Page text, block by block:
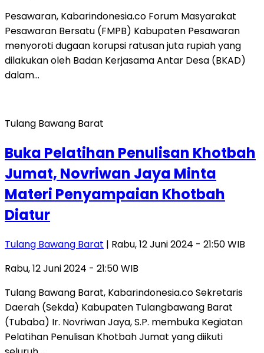
Pesawaran, Kabarindonesia.co Forum Masyarakat
Pesawaran Bersatu (FMPB) Kabupaten Pesawaran
menyoroti dugaan korupsi ratusan juta rupiah yang
dilakukan oleh Badan Kerjasama Antar Desa (BKAD)
dalam…
Tulang Bawang Barat
Buka Pelatihan Penulisan Khotbah
Jumat, Novriwan Jaya Minta
Materi Penyampaian Khotbah
Diatur
Tulang Bawang Barat | Rabu, 12 Juni 2024 - 21:50 WIB
Rabu, 12 Juni 2024 - 21:50 WIB
Tulang Bawang Barat, Kabarindonesia.co Sekretaris
Daerah (Sekda) Kabupaten Tulangbawang Barat
(Tubaba) Ir. Novriwan Jaya, S.P. membuka Kegiatan
Pelatihan Penulisan Khotbah Jumat yang diikuti